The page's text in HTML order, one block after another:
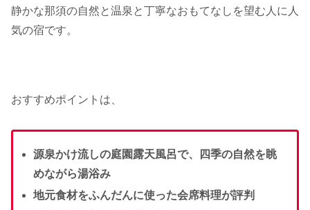
静かな那須の自然と温泉と丁寧なおもてなしを望む人に人
気の宿です。
おすすめポイントは、
源泉かけ流しの庭園露天風呂で、四季の自然を眺
めながら湯浴み
地元食材をふんだんに使った会席料理が評判